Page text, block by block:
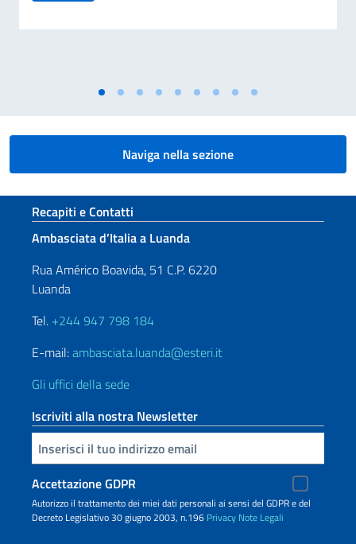
Naviga nella sezione
Sezione footer
Recapiti e Contatti
Ambasciata d’Italia a Luanda
Rua Américo Boavida, 51 C.P. 6220
Luanda
Tel. +244 947 798 184
E-mail:ambasciata.luanda@esteri.it
Gli uffici della sede
Iscriviti alla nostra Newsletter
Inserisci la tua email
Accettazione GDPR
Autorizzo il trattamento dei miei dati personali ai sensi del GDPR e del
Decreto Legislativo 30 giugno 2003, n.196 Privacy Note Legali